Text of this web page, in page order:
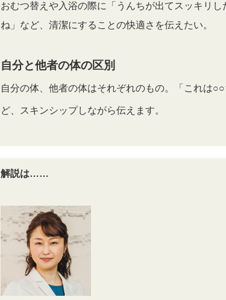
おむつ替えや入浴の際に「うんちが出てスッキリ
ね」など、清潔にすることの快適さを伝えたい。
自分と他者の体の区別
自分の体、他者の体はそれぞれのもの。「これは
ど、スキンシップしながら伝えます。
解説は……